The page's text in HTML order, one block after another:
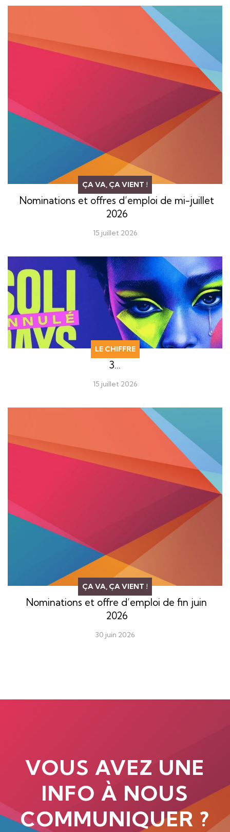
ÇA VA, ÇA VIENT !
Nominations et offres d’emploi de mi-juillet
2026
15 juillet 2026
LE CHIFFRE
3…
15 juillet 2026
ÇA VA, ÇA VIENT !
Nominations et offre d’emploi de fin juin
2026
30 juin 2026
VOUS AVEZ UNE
INFO À NOUS
COMMUNIQUER ?